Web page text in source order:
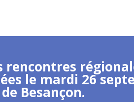
le mardi 26
Besançon.